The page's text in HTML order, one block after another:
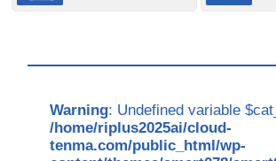
Warning: Undefined variable
/home/riplus2025ai/cloud-
tenma.com/public_html/wp-